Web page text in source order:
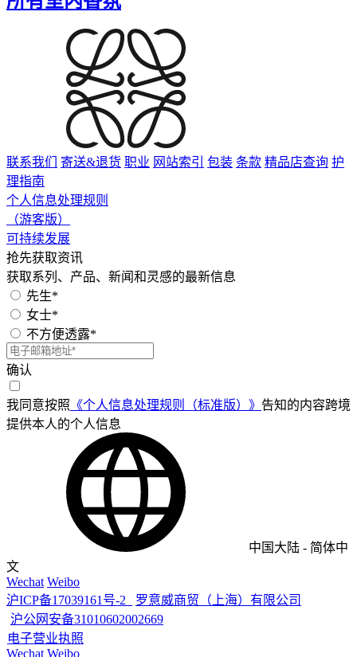
联系我们 寄送&退货 职业 网站索引 包装 条款 精品店查询 护
理指南
个人信息处理规则
（游客版）
可持续发展
抢先获取资讯
获取系列、产品、新闻和灵感的最新信息
先生*
女士*
不方便透露*
确认
我同意按照 《个人信息处理规则（标准版）》 告知的内容跨境
提供本人的个人信息
中国大陆 - 简体中
文
Wechat Weibo
沪ICP备17039161号-2
罗意威商贸（上海）有限公司
沪公网安备31010602002669
电子营业执照
Wechat Weibo